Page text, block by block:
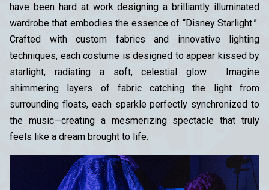
have been hard at work designing a brilliantly illuminated
wardrobe that embodies the essence of “Disney Starlight.”
Crafted with custom fabrics and innovative lighting
techniques, each costume is designed to appear kissed by
starlight, radiating a soft, celestial glow. Imagine
shimmering layers of fabric catching the light from
surrounding floats, each sparkle perfectly synchronized to
the music—creating a mesmerizing spectacle that truly
feels like a dream brought to life.